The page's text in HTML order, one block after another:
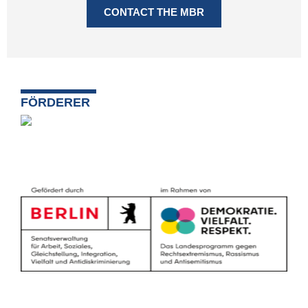
CONTACT THE MBR
FÖRDERER